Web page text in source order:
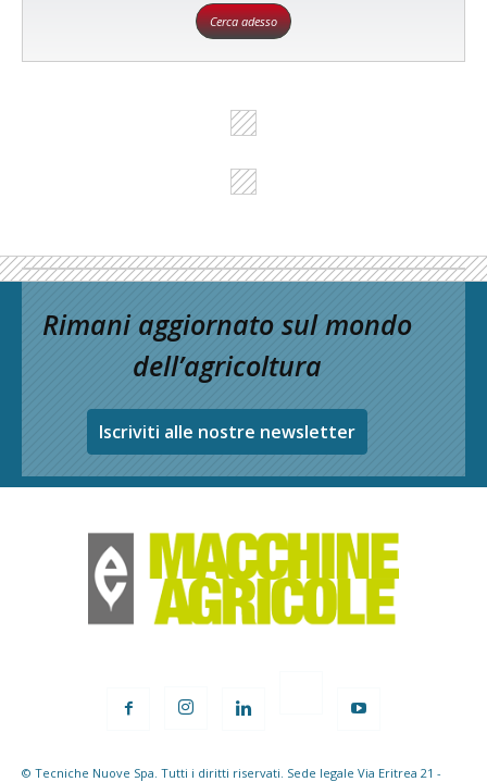
Cerca adesso
Rimani aggiornato sul mondo
dell’agricoltura
Iscriviti alle nostre newsletter
© Tecniche Nuove Spa. Tutti i diritti riservati. Sede legale Via Eritrea 21 -